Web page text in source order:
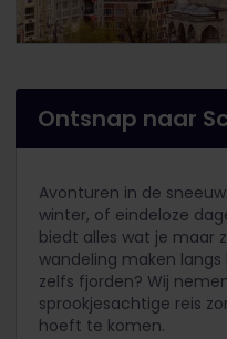
Ontsnap naar
Avonturen in de
winter, of eindeloze
biedt alles wat je maar
wandeling maken
zelfs fjorden? Wij
sprookjesachtige reis
hoeft te komen.